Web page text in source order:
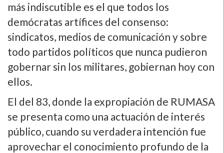
más indiscutible es el que todos los
demócratas artí­fices del consenso:
sindicatos, medios de comunicación y sobre
todo partidos polí­ticos que nunca pudieron
gobernar sin los militares, gobiernan hoy con
ellos.
El del 83, donde la expropiación de RUMASA
se presenta como una actuación de interés
público, cuando su verdadera intención fue
aprovechar el conocimiento profundo de la